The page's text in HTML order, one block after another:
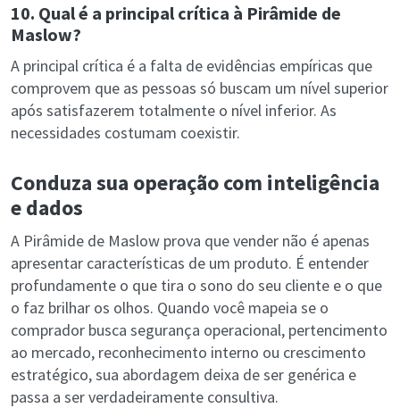
10. Qual é a principal crítica à Pirâmide de
Maslow?
A principal crítica é a falta de evidências empíricas que
comprovem que as pessoas só buscam um nível superior
após satisfazerem totalmente o nível inferior. As
necessidades costumam coexistir.
Conduza sua operação com inteligência
e dados
A Pirâmide de Maslow prova que vender não é apenas
apresentar características de um produto. É entender
profundamente o que tira o sono do seu cliente e o que
o faz brilhar os olhos. Quando você mapeia se o
comprador busca segurança operacional, pertencimento
ao mercado, reconhecimento interno ou crescimento
estratégico, sua abordagem deixa de ser genérica e
passa a ser verdadeiramente consultiva.